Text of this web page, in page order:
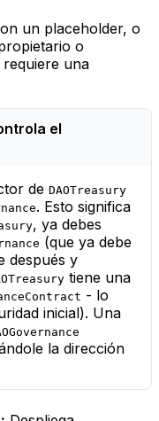
un placeholder, o
o
una
el
de DAOTreasury
. Esto significa
, ya debes
(que ya debe
después y
tiene una
- lo
inicial). Una
la dirección